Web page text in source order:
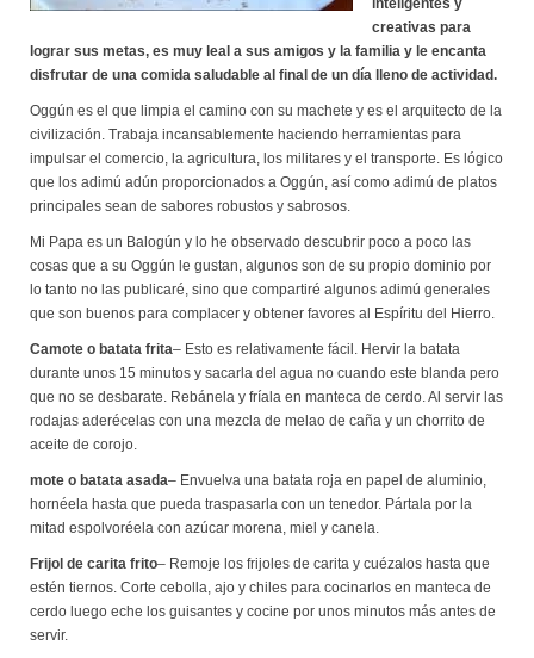
inteligentes y
creativas para
lograr sus metas, es muy leal a sus amigos y la familia y le encanta
disfrutar de una comida saludable al final de un día lleno de actividad.
Oggún es el que limpia el camino con su machete y es el arquitecto de la
civilización. Trabaja incansablemente haciendo herramientas para
impulsar el comercio, la agricultura, los militares y el transporte. Es lógico
que los adimú adún proporcionados a Oggún, así como adimú de platos
principales sean de sabores robustos y sabrosos.
Mi Papa es un Balogún y lo he observado descubrir poco a poco las
cosas que a su Oggún le gustan, algunos son de su propio dominio por
lo tanto no las publicaré, sino que compartiré algunos adimú generales
que son buenos para complacer y obtener favores al Espíritu del Hierro.
Camote o batata frita– Esto es relativamente fácil. Hervir la batata
durante unos 15 minutos y sacarla del agua no cuando este blanda pero
que no se desbarate. Rebánela y fríala en manteca de cerdo. Al servir las
rodajas aderécelas con una mezcla de melao de caña y un chorrito de
aceite de corojo.
mote o batata asada– Envuelva una batata roja en papel de aluminio,
hornéela hasta que pueda traspasarla con un tenedor. Pártala por la
mitad espolvoréela con azúcar morena, miel y canela.
Frijol de carita frito– Remoje los frijoles de carita y cuézalos hasta que
estén tiernos. Corte cebolla, ajo y chiles para cocinarlos en manteca de
cerdo luego eche los guisantes y cocine por unos minutos más antes de
servir.